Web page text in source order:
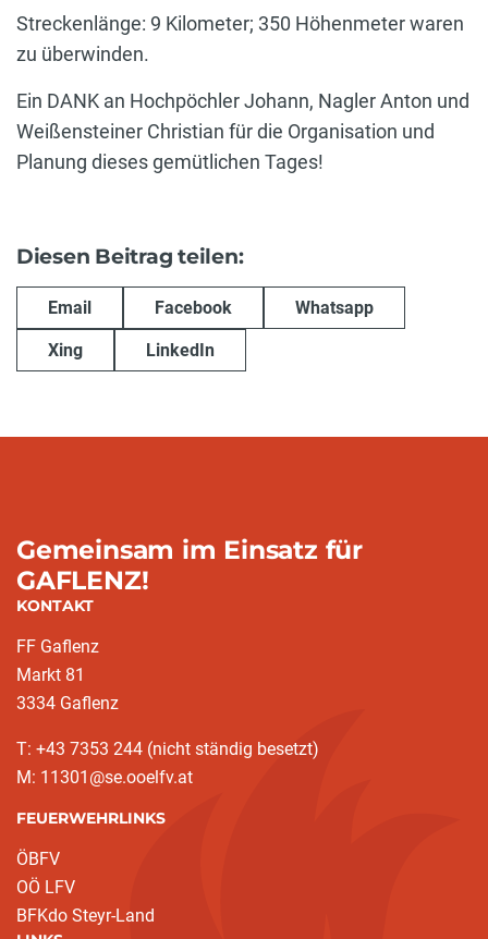
Streckenlänge: 9 Kilometer; 350 Höhenmeter waren
zu überwinden.
Ein DANK an Hochpöchler Johann, Nagler Anton und
Weißensteiner Christian für die Organisation und
Planung dieses gemütlichen Tages!
Diesen Beitrag teilen:
Email Facebook Whatsapp
Xing LinkedIn
Gemeinsam im Einsatz für
GAFLENZ!
KONTAKT
FF Gaflenz
Markt 81
3334 Gaflenz
T: +43 7353 244 (nicht ständig besetzt)
M: 11301@se.ooelfv.at
FEUERWEHRLINKS
ÖBFV
OÖ LFV
BFKdo Steyr-Land